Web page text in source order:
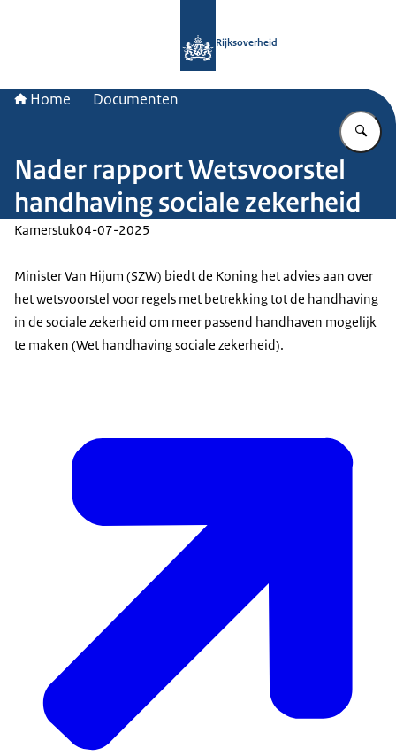
Rijksoverheid
Home Documenten
Nader rapport Wetsvoorstel
handhaving sociale zekerheid
Kamerstuk04-07-2025
Minister Van Hijum (SZW) biedt de Koning het advies aan over
het wetsvoorstel voor regels met betrekking tot de handhaving
in de sociale zekerheid om meer passend handhaven mogelijk
te maken (Wet handhaving sociale zekerheid).